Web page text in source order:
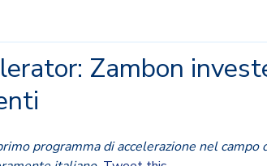
Zambon
programma di accelerazione nel campo